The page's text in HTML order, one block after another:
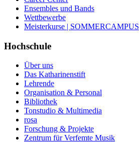
Ensembles und Bands
Wettbewerbe
Meisterkurse | SOMMERCAMPUS
Hochschule
Über uns
Das Katharinenstift
Lehrende
Organisation & Personal
Bibliothek
Tonstudio & Multimedia
rosa
Forschung & Projekte
Zentrum für Verfemte Musik